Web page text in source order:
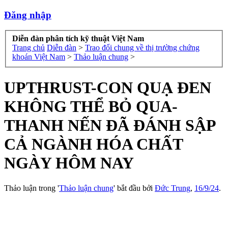
Đăng nhập
Diễn đàn phân tích kỹ thuật Việt Nam
Trang chủ Diễn đàn > Trao đổi chung về thị trường chứng
khoán Việt Nam > Thảo luận chung >
UPTHRUST-CON QUẠ ĐEN
KHÔNG THỂ BỎ QUA-
THANH NẾN ĐÃ ĐÁNH SẬP
CẢ NGÀNH HÓA CHẤT
NGÀY HÔM NAY
Thảo luận trong 'Thảo luận chung' bắt đầu bởi Đức Trung, 16/9/24.